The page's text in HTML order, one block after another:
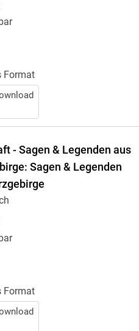
Format
- Sagen & Legenden aus
Sagen & Legenden
Format